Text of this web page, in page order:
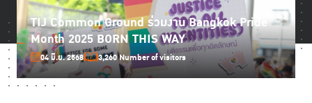
TIJ Common Ground ร่วมงาน Bangkok Pride
Month 2025 BORN THIS WAY
04 มิ.ย. 2568 3,260 Number of visitors